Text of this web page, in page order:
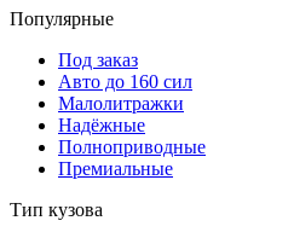
Популярные
Под заказ
Авто до 160 сил
Малолитражки
Надёжные
Полноприводные
Премиальные
Тип кузова